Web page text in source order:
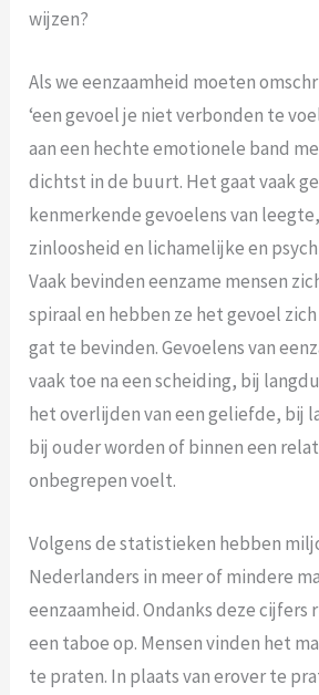
wijzen?
Als we eenzaamheid moeten
‘een gevoel je niet verbonden te
aan een hechte emotionele band
dichtst in de buurt. Het gaat vaak
kenmerkende gevoelens van
zinloosheid en lichamelijke en
Vaak bevinden eenzame mensen
spiraal en hebben ze het gevoel
gat te bevinden. Gevoelens van
vaak toe na een scheiding, bij
het overlijden van een geliefde, bij
bij ouder worden of binnen een
onbegrepen voelt.
Volgens de statistieken hebben
Nederlanders in meer of mindere
eenzaamheid. Ondanks deze cijfers
een taboe op. Mensen vinden het
te praten. In plaats van erover te